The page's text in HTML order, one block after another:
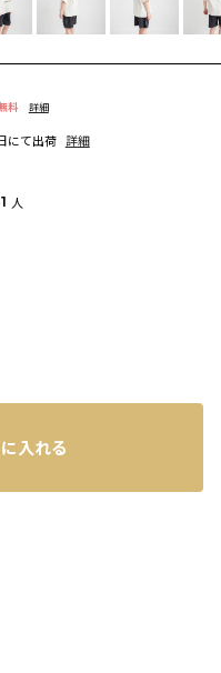
料
詳細
にて出荷 詳細
人
入れる